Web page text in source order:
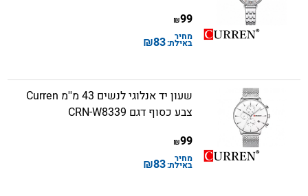
99
₪
מחיר
באילת:83
₪
שעון יד אנלוגי לנשים 43 מ''מ Curren
צבע כסוף דגם CRN-W8339
99
₪
מחיר
באילת:83
₪